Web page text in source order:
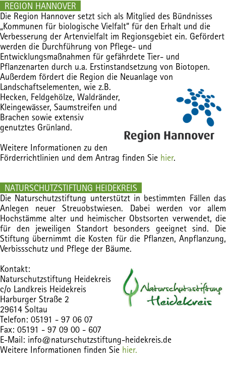
REGION HANNOVER
Die Region Hannover setzt sich als Mitglied des Bündnisses
„Kommunen für biologische Vielfalt“ für den Erhalt und die
Verbesserung der Artenvielfalt im Regionsgebiet ein. Gefördert
werden die Durchführung von Pflege- und
Entwicklungsmaßnahmen für gefährdete Tier- und
Pflanzenarten durch u.a. Erstinstandsetzung von Biotopen.
Außerdem fördert die Region die Neuanlage von
Landschaftselementen, wie z.B.
Hecken, Feldgehölze, Waldränder,
Kleingewässer, Saumstreifen und
Brachen sowie extensiv
genutztes Grünland.
Weitere Informationen zu den
Förderrichtlinien und dem Antrag finden Sie hier.
NATURSCHUTZSTIFTUNG HEIDEKREIS
Die Naturschutzstiftung unterstützt in bestimmten Fällen das
Anlegen neuer Streuobstwiesen. Dabei werden vor allem
Hochstämme alter und heimischer Obstsorten verwendet, die
für den jeweiligen Standort besonders geeignet sind. Die
Stiftung übernimmt die Kosten für die Pflanzen, Anpflanzung,
Verbissschutz und Pflege der Bäume.
Kontakt:
Naturschutzstiftung Heidekreis
c/o Landkreis Heidekreis
Harburger Straße 2
29614 Soltau
Telefon: 05191 - 97 06 07
Fax: 05191 - 97 09 00 - 607
E-Mail: info@naturschutzstiftung-heidekreis.de
Weitere Informationen finden Sie hier.